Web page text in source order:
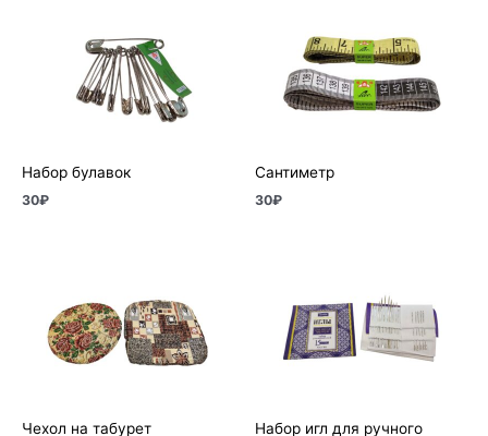
Набор булавок
30₽
Сантиметр
30₽
Чехол на табурет
Набор игл для ручного